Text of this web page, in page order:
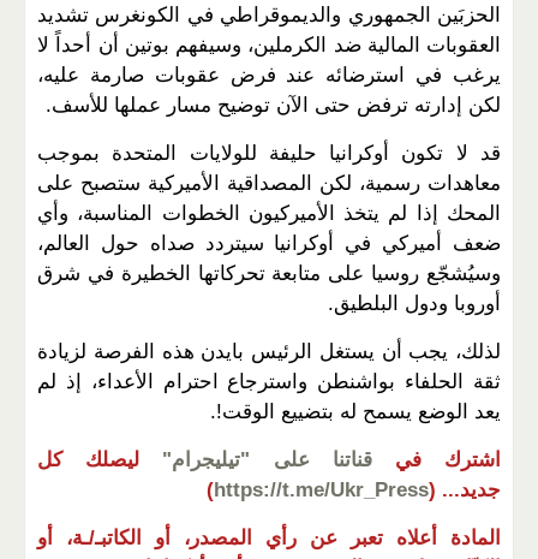
الحزبَين الجمهوري والديموقراطي في الكونغرس تشديد
العقوبات المالية ضد الكرملين، وسيفهم بوتين أن أحداً لا
يرغب في استرضائه عند فرض عقوبات صارمة عليه،
لكن إدارته ترفض حتى الآن توضيح مسار عملها للأسف.
قد لا تكون أوكرانيا حليفة للولايات المتحدة بموجب
معاهدات رسمية، لكن المصداقية الأميركية ستصبح على
المحك إذا لم يتخذ الأميركيون الخطوات المناسبة، وأي
ضعف أميركي في أوكرانيا سيتردد صداه حول العالم،
وسيُشجّع روسيا على متابعة تحركاتها الخطيرة في شرق
أوروبا ودول البلطيق.
لذلك، يجب أن يستغل الرئيس بايدن هذه الفرصة لزيادة
ثقة الحلفاء بواشنطن واسترجاع احترام الأعداء، إذ لم
يعد الوضع يسمح له بتضييع الوقت!.
اشترك في قناتنا على "تيليجرام"
ليصلك كل
جديد... (
https://t.me/Ukr_Press
)
المادة أعلاه تعبر عن رأي المصدر، أو الكاتبـ/ـة، أو